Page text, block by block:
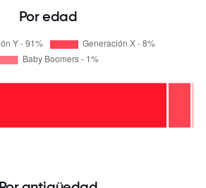
Por edad